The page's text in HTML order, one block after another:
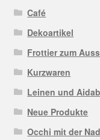
Café
Dekoartikel
Frottier zum
Kurzwaren
Leinen und
Neue Produkte
Occhi mit der